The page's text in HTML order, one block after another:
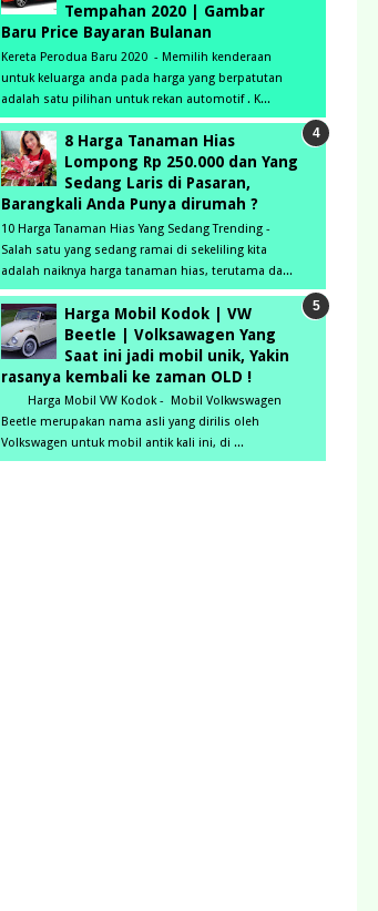
Tempahan 2020 | Gambar
Baru Price Bayaran Bulanan
Kereta Perodua Baru 2020 - Memilih kenderaan
untuk keluarga anda pada harga yang berpatutan
adalah satu pilihan untuk rekan automotif . K...
8 Harga Tanaman Hias
Lompong Rp 250.000 dan Yang
Sedang Laris di Pasaran,
Barangkali Anda Punya dirumah ?
10 Harga Tanaman Hias Yang Sedang Trending -
Salah satu yang sedang ramai di sekeliling kita
adalah naiknya harga tanaman hias, terutama da...
Harga Mobil Kodok | VW
Beetle | Volksawagen Yang
Saat ini jadi mobil unik, Yakin
rasanya kembali ke zaman OLD !
Harga Mobil VW Kodok - Mobil Volkwswagen
Beetle merupakan nama asli yang dirilis oleh
Volkswagen untuk mobil antik kali ini, di ...